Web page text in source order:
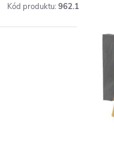
Kód produktu: 962.1